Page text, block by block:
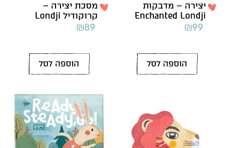
יצירה – מדבקות
Enchanted Londji
₪99
הוספה לסל
מסכת יצירה –
קרוקודיל Londji
₪89
הוספה לסל